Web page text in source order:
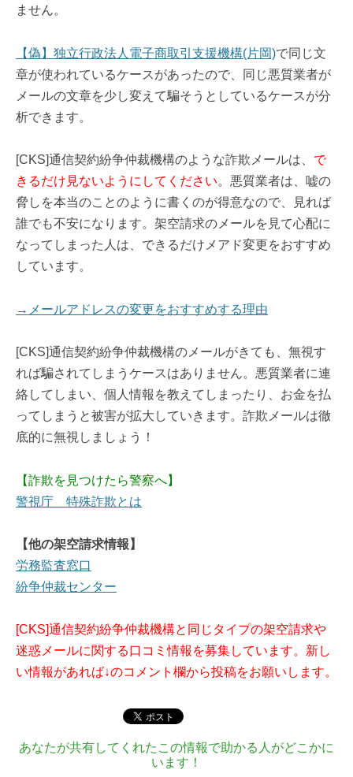
ません。
【偽】独立行政法人電子商取引支援機構(片岡)で同じ文
章が使われているケースがあったので、同じ悪質業者が
メールの文章を少し変えて騙そうとしているケースが分
析できます。
[CKS]通信契約紛争仲裁機構のような詐欺メールは、 で
きるだけ見ないようにしてください。悪質業者は、嘘の
脅しを本当のことのように書くのが得意なので、見れば
誰でも不安になります。架空請求のメールを見て心配に
なってしまった人は、できるだけメアド変更をおすすめ
しています。
→メールアドレスの変更をおすすめする理由
[CKS]通信契約紛争仲裁機構のメールがきても、無視す
れば騙されてしまうケースはありません。悪質業者に連
絡してしまい、個人情報を教えてしまったり、お金を払
ってしまうと被害が拡大していきます。詐欺メールは徹
底的に無視しましょう！
【詐欺を見つけたら警察へ】
警視庁 特殊詐欺とは
【他の架空請求情報】
労務監査窓口
紛争仲裁センター
[CKS]通信契約紛争仲裁機構と同じタイプの架空請求や
迷惑メールに関する口コミ情報を募集しています。新し
い情報があれば↓のコメント欄から投稿をお願いします。
あなたが共有してくれたこの情報で助かる人がどこかに
います！